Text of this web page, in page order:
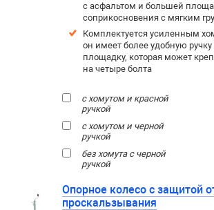
с асфальтом и большей
соприкосновения с мягким
Комплектуется усиленным
он имеет более удобную
площадку, которая может
на четыре болта
с хомутом и красной
ручкой
с хомутом и черной
ручкой
без хомута с черной
ручкой
Опорное колесо с защитой
проскальзывания